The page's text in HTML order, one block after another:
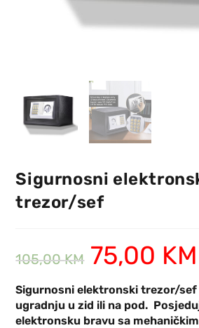
Sigurnosni
trezor/sef
105,00KM 75,00 KM
Sigurnosni elektronski trezor/sef
ugradnju u zid ili na pod.
elektronsku bravu sa